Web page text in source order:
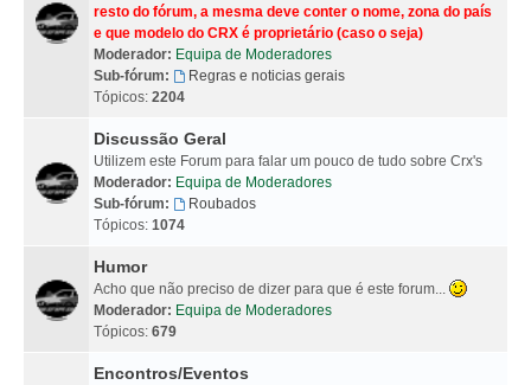
resto do fórum, a mesma deve conter o nome, zona do país
e que modelo do CRX é proprietário (caso o seja)
Moderador: Equipa de Moderadores
Sub-fórum:
Regras e noticias gerais
Tópicos: 2204
Discussão Geral
Utilizem este Forum para falar um pouco de tudo sobre Crx's
Moderador: Equipa de Moderadores
Sub-fórum:
Roubados
Tópicos: 1074
Humor
Acho que não preciso de dizer para que é este forum...
Moderador: Equipa de Moderadores
Tópicos: 679
Encontros/Eventos